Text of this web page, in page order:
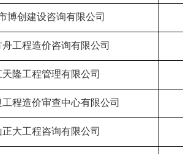
博创建设咨询有限公司
工程造价咨询有限公司
天隆工程管理有限公司
程造价审查中心有限公司
正大工程咨询有限公司